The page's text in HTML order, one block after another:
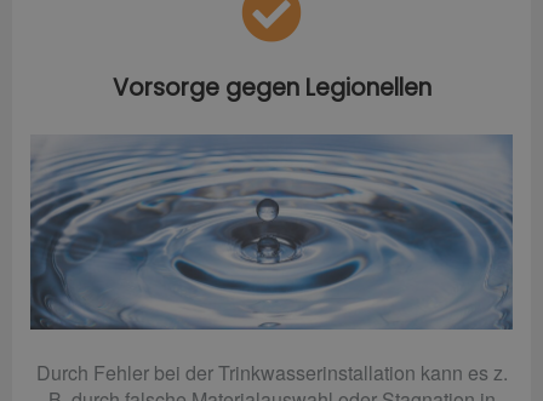
Vorsorge gegen Legionellen
Durch Fehler bei der Trinkwasserinstallation kann es z.